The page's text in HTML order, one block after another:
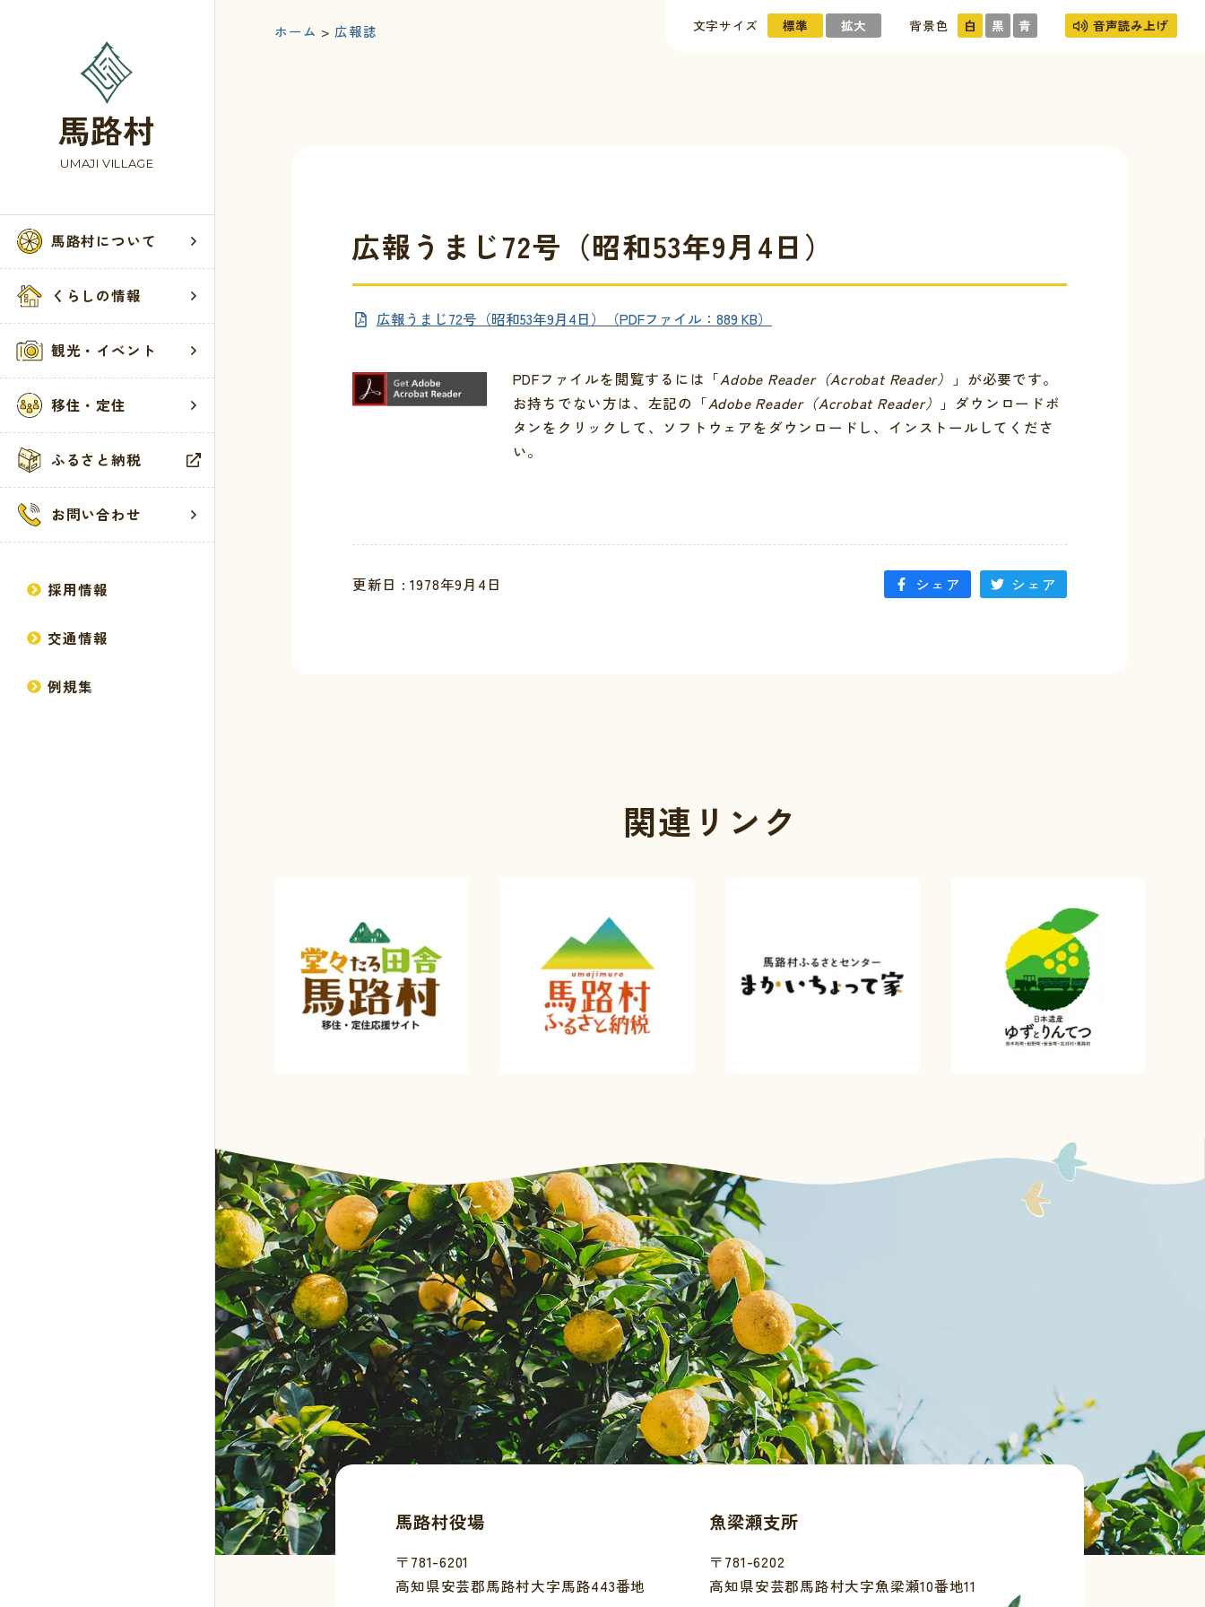
文字サイズ 標準 拡大 背景色 白 黒 青 音声読み上げ
馬路村
UMAJI VILLAGE
馬路村について
馬路村について
馬路村へのアクセス
馬路村議会
くらしの情報 くらしの情報
税・保険・年金
観光・イベント
観光・イベント
観光案内所
移住・定住
ふるさと納税
お問い合わせ
お問い合わせ
ウェブアクセシビリティ方針
採用情報
交通情報
例規集
ホーム > 広報誌
広報うまじ72号（昭和53年9月4日）
広報うまじ72号（昭和53年9月4日）（PDFファイル：889 KB）
PDFファイルを閲覧するには「Adobe Reader（Acrobat Reader）
」が必要です。
お持ちでない方は、左記の「Adobe Reader（Acrobat Reader）
」ダウンロードボ
タンをクリックして、ソフトウェアをダウンロードし、インストールしてくださ
い。
更新日 : 1978年9月4日 シェア シェア
関連リンク
馬路村役場
〒781-6201
高知県安芸郡馬路村大字馬路443番地
魚梁瀬支所
〒781-6202
高知県安芸郡馬路村大字魚梁瀬10番地11